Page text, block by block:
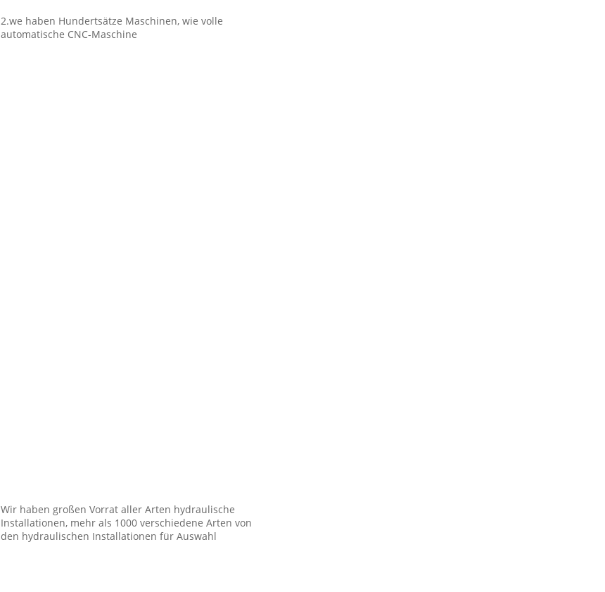
2.we haben Hundertsätze Maschinen, wie volle
automatische CNC-Maschine
Wir haben großen Vorrat aller Arten hydraulische
Installationen, mehr als 1000 verschiedene Arten von
den hydraulischen Installationen für Auswahl